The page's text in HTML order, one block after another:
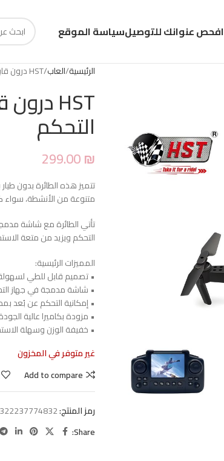
افحص عنوانك للتوصيلسياسة الموقع
الرئيسية العاب HST درون قابل للطي، WIFI، شاشة في جهاز التحكم
التحكم
299.00₪
تتميز هذه الطائرة بدون
متنوعة من الأنشطة، سواء
تأتي الطائرة مع شاشة
التحكم ويزيد من متعة
المميزات الرئيسية:
• تصميم قابل للطي
• شاشة مدمجة في جهاز
• إمكانية التحكم عن بُعد
• مزودة بكاميرا عالية
• خفيفة الوزن وسهلة
غير متوفر في المخزون
Add to compare
رمز المنتج:
Share: